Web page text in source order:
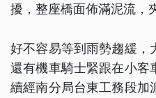
擾，整座橋面佈滿泥流，
好不容易等到雨勢趨緩，
還有機車騎士緊跟在小客
續經南分局台東工務段加